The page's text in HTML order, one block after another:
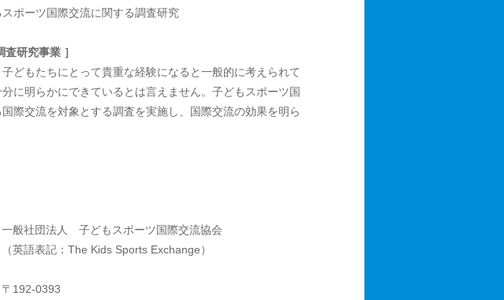
スポーツ国際交流に関する調査研究
研究事業 ］
どもたちにとって貴重な経験になると一般的に考えられて
に明らかにできているとは言えません。子どもスポーツ国
際交流を対象とする調査を実施し、国際交流の効果を明ら
一般社団法人 子どもスポーツ国際交流協会
（英語表記：The Kids Sports Exchange）
〒192-0393